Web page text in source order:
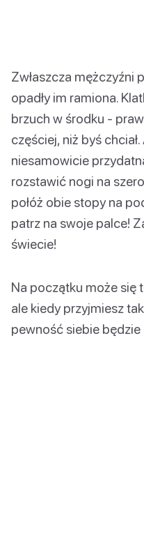
Zwłaszcza mężczyźni
opadły im ramiona.
brzuch w środku -
częściej, niż byś
niesamowicie
rozstawić nogi na
połóż obie stopy na
patrz na swoje palce!
świecie!
Na początku może się
ale kiedy przyjmiesz
pewność siebie będzie